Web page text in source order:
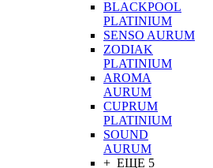
BLACKPOOL
PLATINIUM
SENSO AURUM
ZODIAK
PLATINIUM
AROMA
AURUM
CUPRUM
PLATINIUM
SOUND
AURUM
+ ЕЩЕ 5